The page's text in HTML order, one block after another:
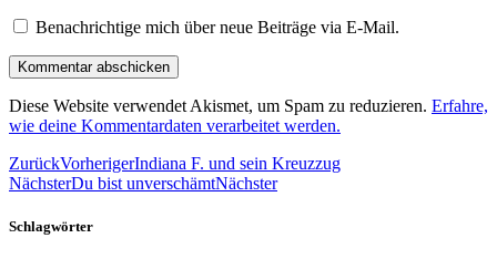
Benachrichtige mich über neue Beiträge via E-Mail.
Diese Website verwendet Akismet, um Spam zu reduzieren. Erfahre,
wie deine Kommentardaten verarbeitet werden.
ZurückVorherigerIndiana F. und sein Kreuzzug
NächsterDu bist unverschämtNächster
Schlagwörter